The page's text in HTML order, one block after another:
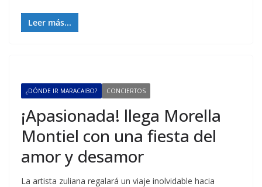
Leer más...
¿DÓNDE IR MARACAIBO? CONCIERTOS
¡Apasionada! llega Morella
Montiel con una fiesta del
amor y desamor
La artista zuliana regalará un viaje inolvidable hacia